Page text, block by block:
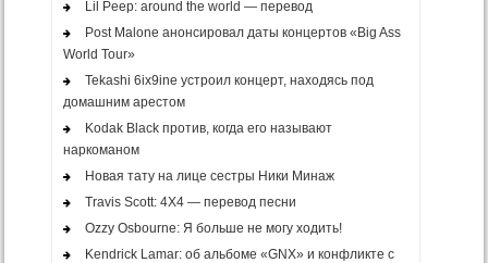
Lil Peep: around the world — перевод
Post Malone анонсировал даты концертов «Big Ass
World Tour»
Tekashi 6ix9ine устроил концерт, находясь под
домашним арестом
Kodak Black против, когда его называют
наркоманом
Новая тату на лице сестры Ники Минаж
Travis Scott: 4X4 — перевод песни
Ozzy Osbourne: Я больше не могу ходить!
Kendrick Lamar: об альбоме «GNX» и конфликте с